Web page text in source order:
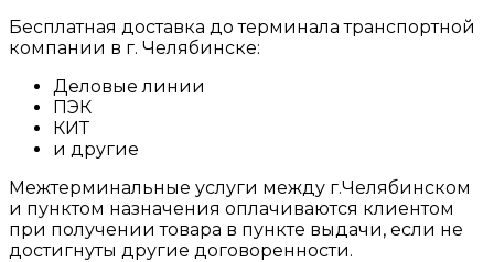
Бесплатная доставка до терминала транспортной
компании в г. Челябинске:
Деловые линии
ПЭК
КИТ
и другие
Межтерминальные услуги между г.Челябинском
и пунктом назначения оплачиваются клиентом
при получении товара в пункте выдачи, если не
достигнуты другие договоренности.